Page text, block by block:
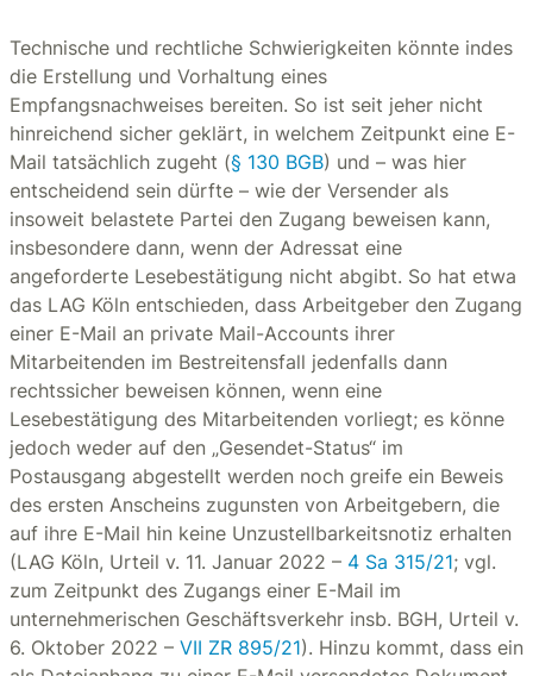
Technische und rechtliche Schwierigkeiten könnte indes
die Erstellung und Vorhaltung eines
Empfangsnachweises bereiten. So ist seit jeher nicht
hinreichend sicher geklärt, in welchem Zeitpunkt eine E-
Mail tatsächlich zugeht (§ 130 BGB) und – was hier
entscheidend sein dürfte – wie der Versender als
insoweit belastete Partei den Zugang beweisen kann,
insbesondere dann, wenn der Adressat eine
angeforderte Lesebestätigung nicht abgibt. So hat etwa
das LAG Köln entschieden, dass Arbeitgeber den Zugang
einer E-Mail an private Mail-Accounts ihrer
Mitarbeitenden im Bestreitensfall jedenfalls dann
rechtssicher beweisen können, wenn eine
Lesebestätigung des Mitarbeitenden vorliegt; es könne
jedoch weder auf den „Gesendet-Status“ im
Postausgang abgestellt werden noch greife ein Beweis
des ersten Anscheins zugunsten von Arbeitgebern, die
auf ihre E-Mail hin keine Unzustellbarkeitsnotiz erhalten
(LAG Köln, Urteil v. 11. Januar 2022 – 4 Sa 315/21; vgl.
zum Zeitpunkt des Zugangs einer E-Mail im
unternehmerischen Geschäftsverkehr insb. BGH, Urteil v.
6. Oktober 2022 – VII ZR 895/21). Hinzu kommt, dass ein